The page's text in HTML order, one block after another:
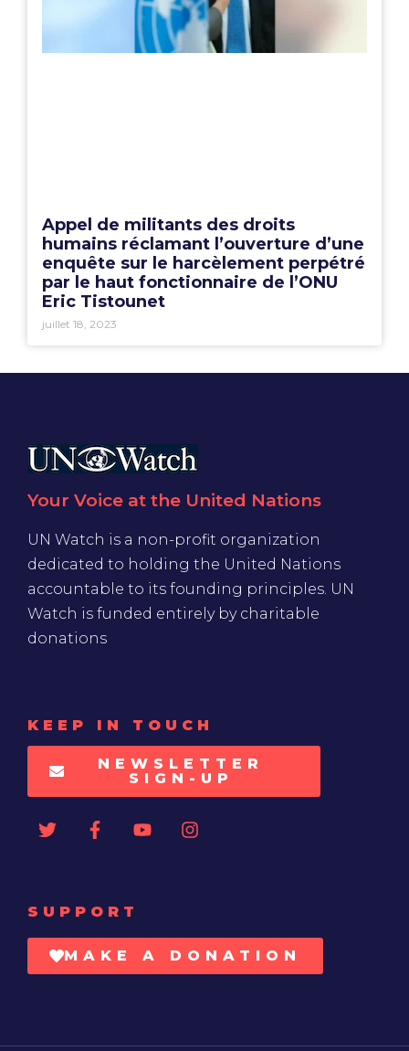
Appel de militants des droits
humains réclamant l’ouverture d’une
enquête sur le harcèlement perpétré
par le haut fonctionnaire de l’ONU
Eric Tistounet
juillet 18, 2023
Your Voice at the United Nations
UN Watch is a non-profit organization
dedicated to holding the United Nations
accountable to its founding principles. UN
Watch is funded entirely by charitable
donations
KEEP IN TOUCH
NEWSLETTER
SIGN-UP
SUPPORT
MAKE A DONATION